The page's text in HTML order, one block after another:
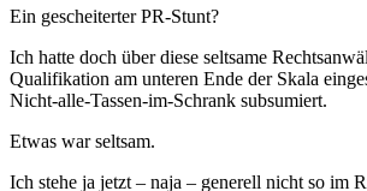
Ein gescheiterter PR-Stunt?
Ich hatte doch über diese seltsame
Qualifikation am unteren Ende der Skala
Nicht-alle-Tassen-im-Schrank subsumiert.
Etwas war seltsam.
Ich stehe ja jetzt – naja – generell nicht so im